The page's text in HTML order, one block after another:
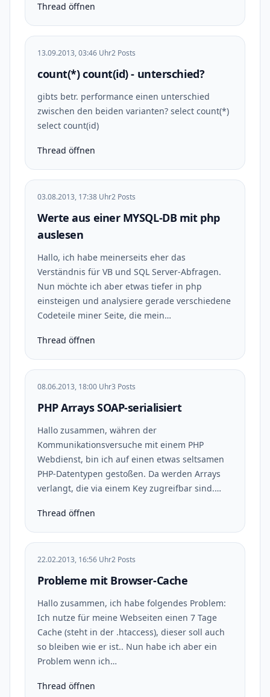
Thread öffnen
13.09.2013, 03:46 Uhr2 Posts
count(*) count(id) - unterschied?
gibts betr. performance einen unterschied
zwischen den beiden varianten? select count(*)
select count(id)
Thread öffnen
03.08.2013, 17:38 Uhr2 Posts
Werte aus einer MYSQL-DB mit php
auslesen
Hallo, ich habe meinerseits eher das
Verständnis für VB und SQL Server-Abfragen.
Nun möchte ich aber etwas tiefer in php
einsteigen und analysiere gerade verschiedene
Codeteile miner Seite, die mein…
Thread öffnen
08.06.2013, 18:00 Uhr3 Posts
PHP Arrays SOAP-serialisiert
Hallo zusammen, währen der
Kommunikationsversuche mit einem PHP
Webdienst, bin ich auf einen etwas seltsamen
PHP-Datentypen gestoßen. Da werden Arrays
verlangt, die via einem Key zugreifbar sind.…
Thread öffnen
22.02.2013, 16:56 Uhr2 Posts
Probleme mit Browser-Cache
Hallo zusammen, ich habe folgendes Problem:
Ich nutze für meine Webseiten einen 7 Tage
Cache (steht in der .htaccess), dieser soll auch
so bleiben wie er ist.. Nun habe ich aber ein
Problem wenn ich…
Thread öffnen